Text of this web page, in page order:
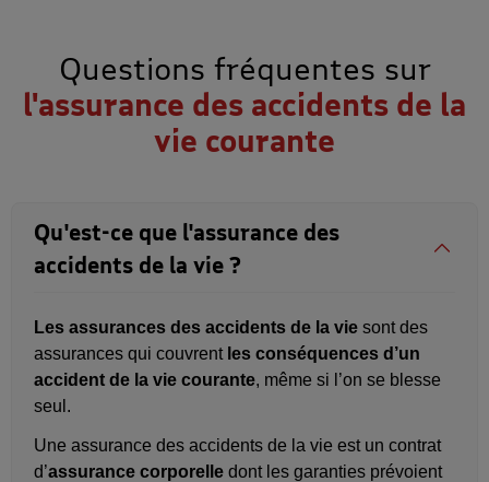
Questions fréquentes sur
l'assurance des accidents de la
vie courante
Qu'est-ce que l'assurance des
accidents de la vie ?
Les assurances des accidents de la vie sont des
assurances qui couvrent les conséquences d’un
accident de la vie courante, même si l’on se blesse
seul.
Une assurance des accidents de la vie est un contrat
d’assurance corporelle dont les garanties prévoient